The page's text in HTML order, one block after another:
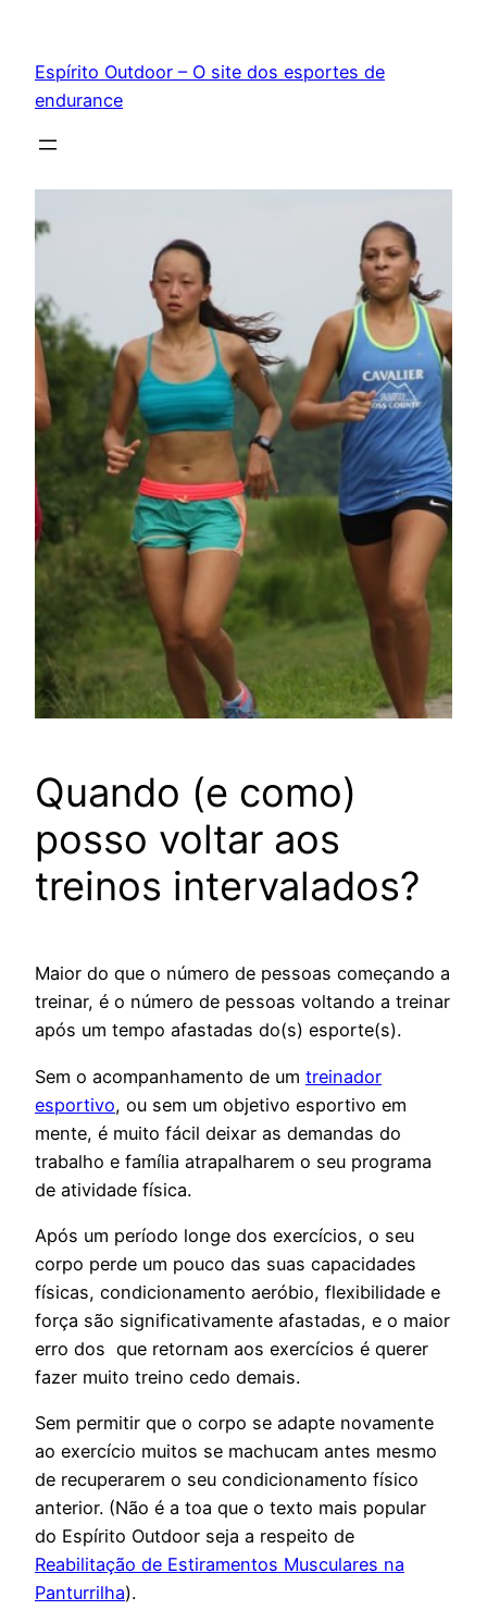
conteúdo
Espírito Outdoor – O site dos esportes de
endurance
Quando (e como)
posso voltar aos
treinos intervalados?
Maior do que o número de pessoas começando a
treinar, é o número de pessoas voltando a treinar
após um tempo afastadas do(s) esporte(s).
Sem o acompanhamento de um treinador
esportivo, ou sem um objetivo esportivo em
mente, é muito fácil deixar as demandas do
trabalho e família atrapalharem o seu programa
de atividade física.
Após um período longe dos exercícios, o seu
corpo perde um pouco das suas capacidades
físicas, condicionamento aeróbio, flexibilidade e
força são significativamente afastadas, e o maior
erro dos que retornam aos exercícios é querer
fazer muito treino cedo demais.
Sem permitir que o corpo se adapte novamente
ao exercício muitos se machucam antes mesmo
de recuperarem o seu condicionamento físico
anterior. (Não é a toa que o texto mais popular
do Espírito Outdoor seja a respeito de
Reabilitação de Estiramentos Musculares na
Panturrilha).